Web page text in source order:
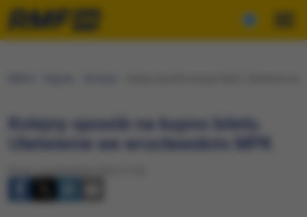
Kolejny sposób na kupno biletu.
Ułatwienie we wrocławskim MPK